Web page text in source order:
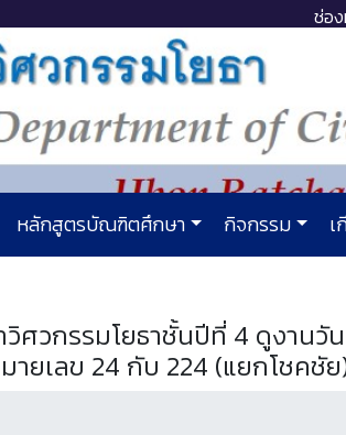
ช่อ
หลักสูตรบัณฑิตศึกษา กิจกรรม เ
วกรรมโยธาชั้นปีที่ 4 ดูงานวั
ยเลข 24 กับ 224 (แยกโชคชั